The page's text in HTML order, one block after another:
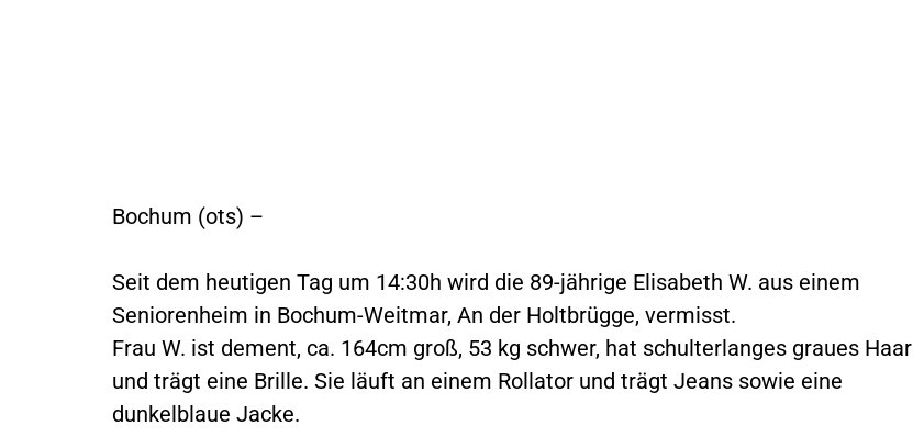
Bochum (ots) –
Seit dem heutigen Tag um 14:30h wird die 89-jährige Elisabeth W. aus einem
Seniorenheim in Bochum-Weitmar, An der Holtbrügge, vermisst.
Frau W. ist dement, ca. 164cm groß, 53 kg schwer, hat schulterlanges graues Haar
und trägt eine Brille. Sie läuft an einem Rollator und trägt Jeans sowie eine
dunkelblaue Jacke.